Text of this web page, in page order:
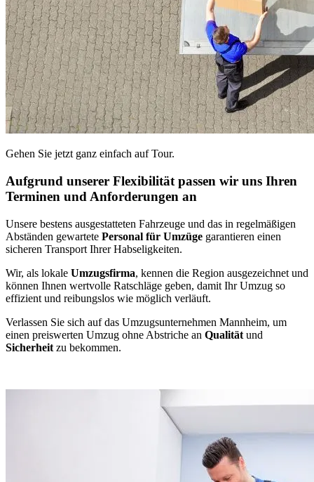
Gehen Sie jetzt ganz einfach auf Tour.
Aufgrund unserer Flexibilität passen wir uns Ihren
Terminen und Anforderungen an
Unsere bestens ausgestatteten Fahrzeuge und das in regelmäßigen
Abständen gewartete Personal für Umzüge garantieren einen
sicheren Transport Ihrer Habseligkeiten.
Wir, als lokale Umzugsfirma, kennen die Region ausgezeichnet und
können Ihnen wertvolle Ratschläge geben, damit Ihr Umzug so
effizient und reibungslos wie möglich verläuft.
Verlassen Sie sich auf das Umzugsunternehmen Mannheim, um
einen preiswerten Umzug ohne Abstriche an Qualität und
Sicherheit zu bekommen.